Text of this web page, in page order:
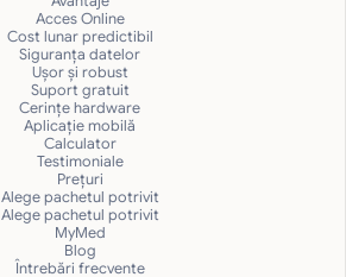
Acces Online
Cost lunar predictibil
Siguranţa datelor
Uşor și robust
Suport gratuit
Cerințe hardware
Aplicație mobilă
Calculator
Testimoniale
Prețuri
Alege pachetul potrivit
Alege pachetul potrivit
MyMed
Blog
Întrebări frecvente